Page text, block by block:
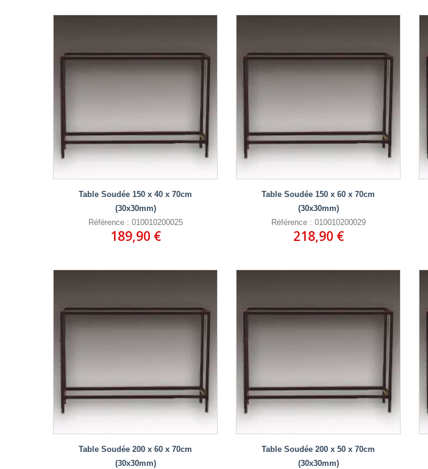
Table Soudée 150 x 40 x 70cm
(30x30mm)
Référence : 010010200025
189,90 €
Table Soudée 150 x 60 x 70cm
(30x30mm)
Référence : 010010200029
218,90 €
Table Soudée 200 x 60 x 70cm
(30x30mm)
Table Soudée 200 x 50 x 70cm
(30x30mm)